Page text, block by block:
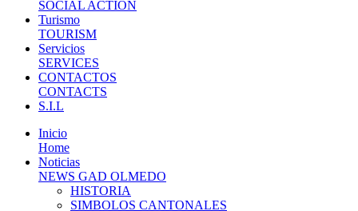
SOCIAL ACTION
Turismo
TOURISM
Servicios
SERVICES
CONTACTOS
CONTACTS
S.I.L
Inicio
Home
Noticias
NEWS GAD OLMEDO
HISTORIA
SIMBOLOS CANTONALES